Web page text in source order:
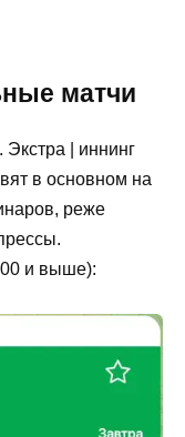
матчи
Экстра | иннинг
в основном на
реже
и выше):